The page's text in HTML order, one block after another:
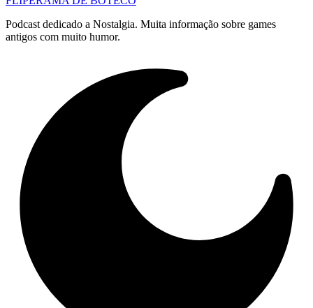
Podcast dedicado a Nostalgia. Muita informação sobre games
antigos com muito humor.